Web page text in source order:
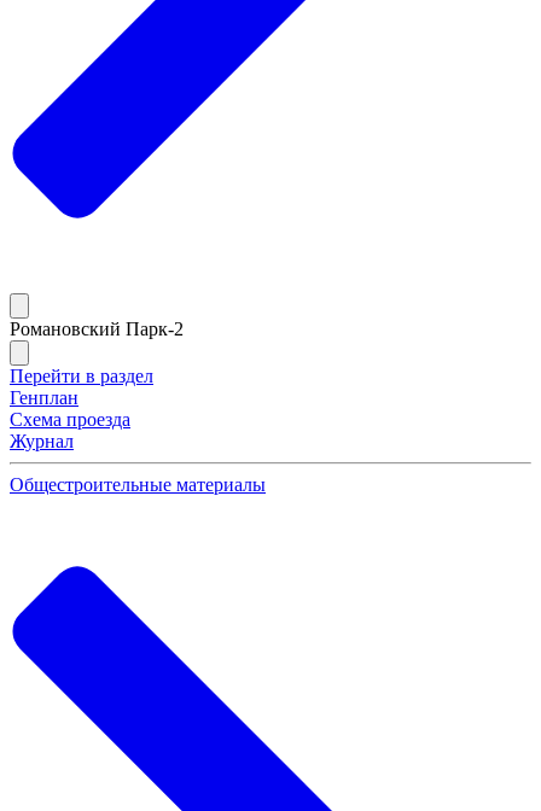
Романовский Парк-2
Перейти в раздел
Генплан
Схема проезда
Журнал
Общестроительные материалы